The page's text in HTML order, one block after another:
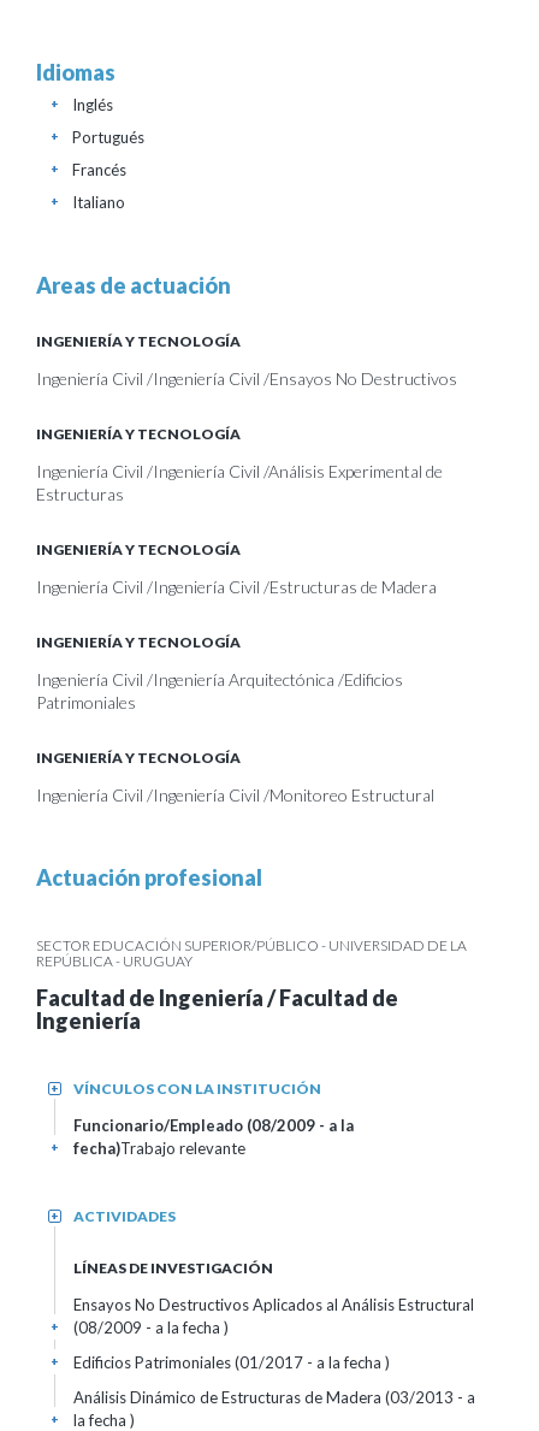
Idiomas
Inglés
+
Portugués
+
Francés
+
Italiano
+
Areas de actuación
INGENIERÍA Y TECNOLOGÍA
Ingeniería Civil /Ingeniería Civil /Ensayos No Destructivos
INGENIERÍA Y TECNOLOGÍA
Ingeniería Civil /Ingeniería Civil /Análisis Experimental de
Estructuras
INGENIERÍA Y TECNOLOGÍA
Ingeniería Civil /Ingeniería Civil /Estructuras de Madera
INGENIERÍA Y TECNOLOGÍA
Ingeniería Civil /Ingeniería Arquitectónica /Edificios
Patrimoniales
INGENIERÍA Y TECNOLOGÍA
Ingeniería Civil /Ingeniería Civil /Monitoreo Estructural
Actuación profesional
SECTOR EDUCACIÓN SUPERIOR/PÚBLICO - UNIVERSIDAD DE LA
REPÚBLICA - URUGUAY
Facultad de Ingeniería / Facultad de
Ingeniería
VÍNCULOS CON LA INSTITUCIÓN
+
Funcionario/Empleado (08/2009 - a la
fecha)Trabajo relevante
+
ACTIVIDADES
+
LÍNEAS DE INVESTIGACIÓN
Ensayos No Destructivos Aplicados al Análisis Estructural
(08/2009 - a la fecha )
+
Edificios Patrimoniales (01/2017 - a la fecha )
+
Análisis Dinámico de Estructuras de Madera (03/2013 - a
la fecha )
+